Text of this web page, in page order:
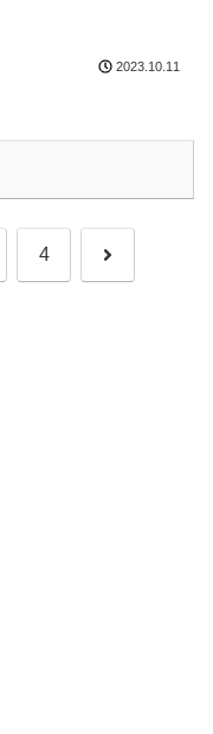
2023.10.11
4 次